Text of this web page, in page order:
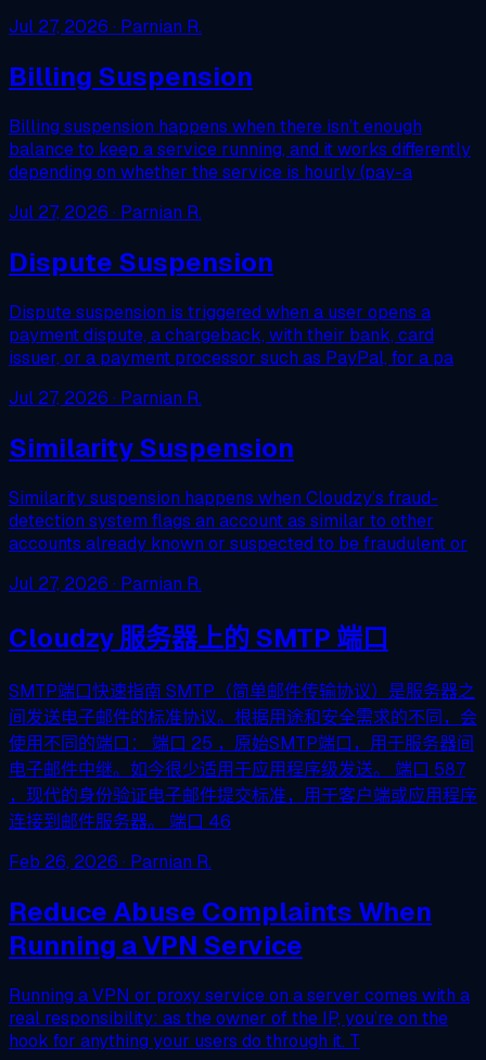
Jul 27, 2026 · Parnian R.
Billing Suspension
Billing suspension happens when there isn’t enough
balance to keep a service running, and it works differently
depending on whether the service is hourly (pay-a
Jul 27, 2026 · Parnian R.
Dispute Suspension
Dispute suspension is triggered when a user opens a
payment dispute, a chargeback, with their bank, card
issuer, or a payment processor such as PayPal, for a pa
Jul 27, 2026 · Parnian R.
Similarity Suspension
Similarity suspension happens when Cloudzy’s fraud-
detection system flags an account as similar to other
accounts already known or suspected to be fraudulent or
Jul 27, 2026 · Parnian R.
Cloudzy 服务器上的 SMTP 端口
SMTP端口快速指南 SMTP（简单邮件传输协议）是服务器之
间发送电子邮件的标准协议。根据用途和安全需求的不同，会
使用不同的端口： 端口 25 ，原始SMTP端口，用于服务器间
电子邮件中继。如今很少适用于应用程序级发送。 端口 587
，现代的身份验证电子邮件提交标准，用于客户端或应用程序
连接到邮件服务器。 端口 46
Feb 26, 2026 · Parnian R.
Reduce Abuse Complaints When
Running a VPN Service
Running a VPN or proxy service on a server comes with a
real responsibility: as the owner of the IP, you’re on the
hook for anything your users do through it. T